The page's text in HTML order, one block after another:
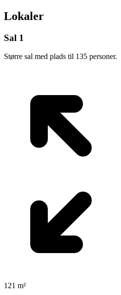
Lokaler
Sal 1
Større sal med plads til 135 personer.
121 m²